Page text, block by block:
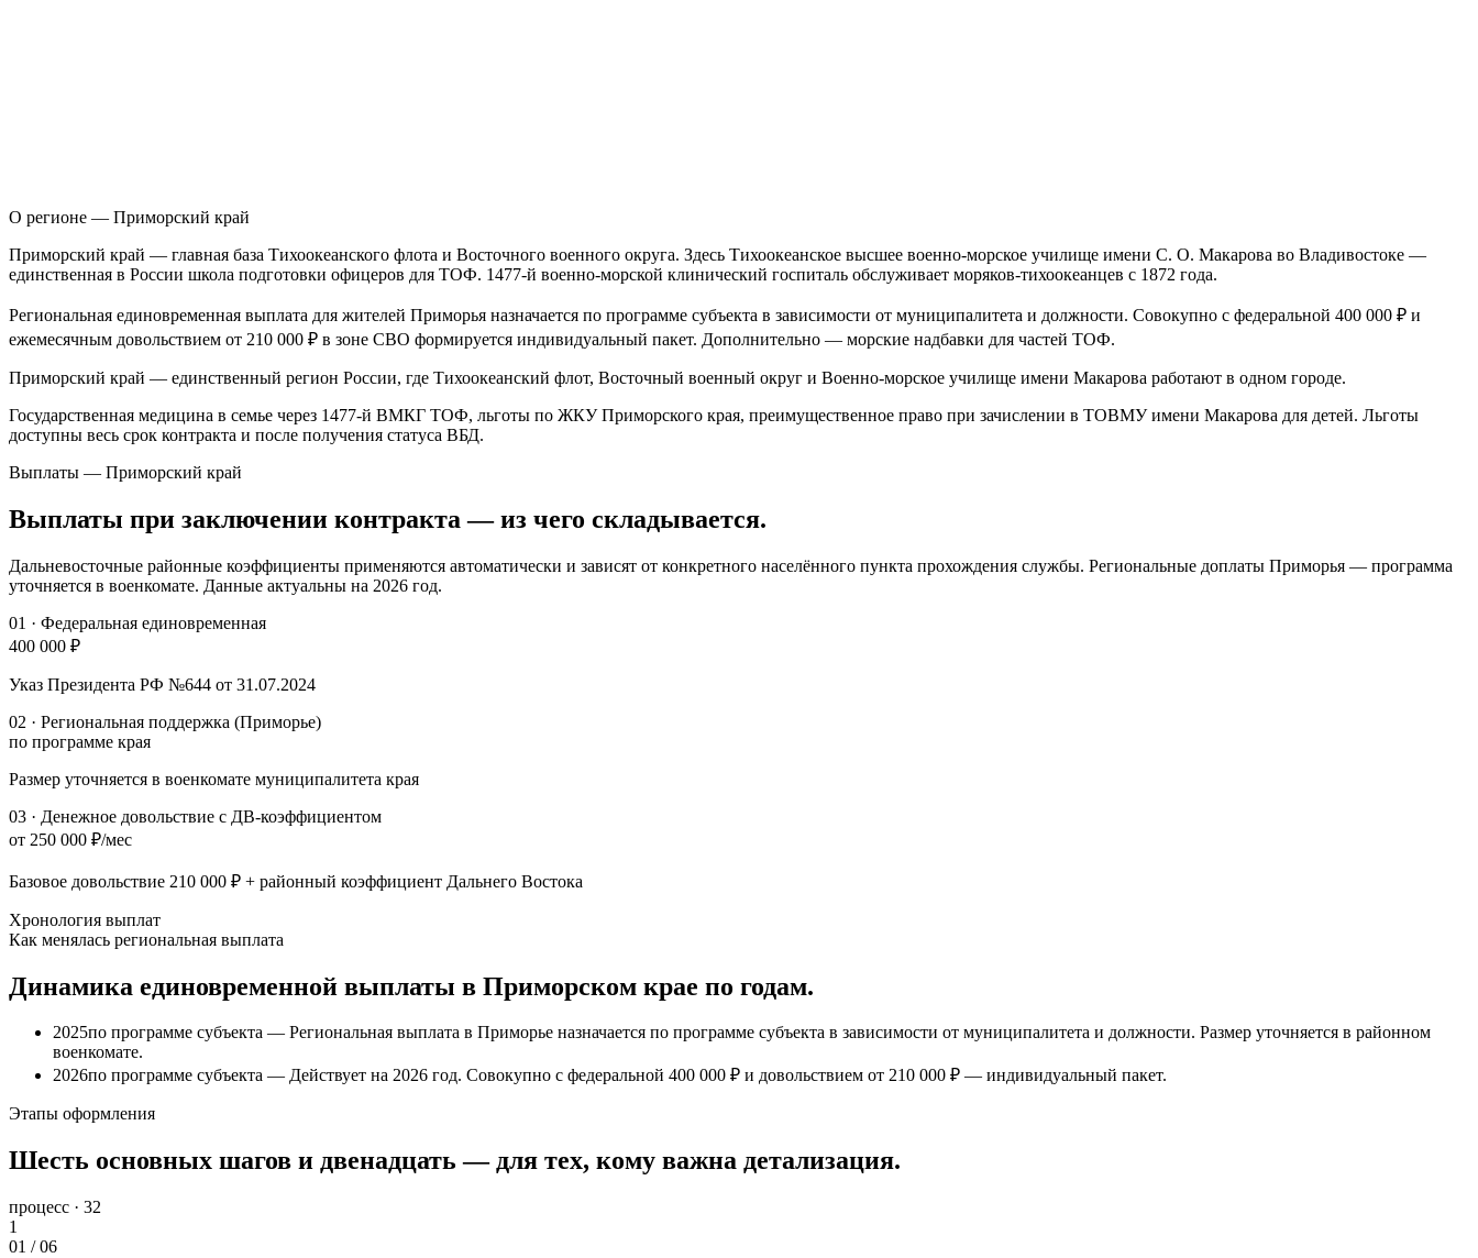
О регионе — Приморский край
Приморский край — главная база Тихоокеанского флота и Восточного военного округа. Здесь Тихоокеанское высшее военно-морское училище имени С. О. Макарова во Владивостоке —
единственная в России школа подготовки офицеров для ТОФ. 1477-й военно-морской клинический госпиталь обслуживает моряков-тихоокеанцев с 1872 года.
Региональная единовременная выплата для жителей Приморья назначается по программе субъекта в зависимости от муниципалитета и должности. Совокупно с федеральной 400 000 ₽ и
ежемесячным довольствием от 210 000 ₽ в зоне СВО формируется индивидуальный пакет. Дополнительно — морские надбавки для частей ТОФ.
Приморский край — единственный регион России, где Тихоокеанский флот, Восточный военный округ и Военно-морское училище имени Макарова работают в одном городе.
Государственная медицина в семье через 1477-й ВМКГ ТОФ, льготы по ЖКУ Приморского края, преимущественное право при зачислении в ТОВМУ имени Макарова для детей. Льготы
доступны весь срок контракта и после получения статуса ВБД.
Выплаты — Приморский край
Выплаты при заключении контракта — из чего складывается.
Дальневосточные районные коэффициенты применяются автоматически и зависят от конкретного населённого пункта прохождения службы. Региональные доплаты Приморья — программа
уточняется в военкомате. Данные актуальны на 2026 год.
01 · Федеральная единовременная
400 000 ₽
Указ Президента РФ №644 от 31.07.2024
02 · Региональная поддержка (Приморье)
по программе края
Размер уточняется в военкомате муниципалитета края
03 · Денежное довольствие с ДВ-коэффициентом
от 250 000 ₽/мес
Базовое довольствие 210 000 ₽ + районный коэффициент Дальнего Востока
Хронология выплат
Как менялась региональная выплата
Динамика единовременной выплаты в Приморском крае по годам.
2025по программе субъекта — Региональная выплата в Приморье назначается по программе субъекта в зависимости от муниципалитета и должности. Размер уточняется в районном
военкомате.
2026по программе субъекта — Действует на 2026 год. Совокупно с федеральной 400 000 ₽ и довольствием от 210 000 ₽ — индивидуальный пакет.
Этапы оформления
Шесть основных шагов и двенадцать — для тех, кому важна детализация.
процесс · 32
1
01 /06